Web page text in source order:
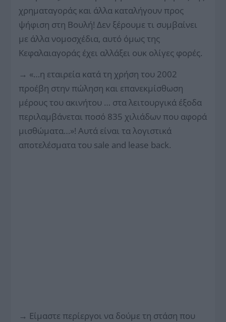
χρηματαγοράς και άλλα καταλήγουν προς
ψήφιση στη Βουλή! Δεν ξέρουμε τι συμβαίνει
με άλλα νομοσχέδια, αυτό όμως της
Κεφαλαιαγοράς έχει αλλάξει ουκ ολίγες φορές.
→ «…η εταιρεία κατά τη χρήση του 2002
προέβη στην πώληση και επανεκμίσθωση
μέρους του ακινήτου … στα λειτουργικά έξοδα
περιλαμβάνεται ποσό 835 χιλιάδων που αφορά
μισθώματα…»! Αυτά είναι τα λογιστικά
αποτελέσματα του sale and lease back.
→ Eίμαστε περίεργοι να δούμε τη στάση που